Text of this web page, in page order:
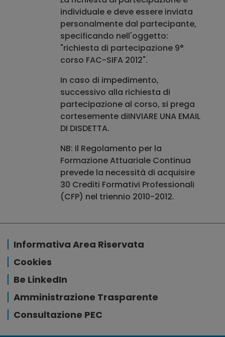
individuale e deve essere inviata
personalmente dal partecipante,
specificando nell'oggetto:
"richiesta di partecipazione 9°
corso FAC-SIFA 2012".
In caso di impedimento,
successivo alla richiesta di
partecipazione al corso, si prega
cortesemente diINVIARE UNA EMAIL
DI DISDETTA.
NB: Il Regolamento per la
Formazione Attuariale Continua
prevede la necessità di acquisire
30 Crediti Formativi Professionali
(CFP) nel triennio 2010-2012.
Informativa Area Riservata
Cookies
Be LinkedIn
Amministrazione Trasparente
Consultazione PEC